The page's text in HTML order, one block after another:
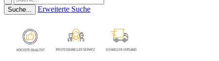
Suche... Erweiterte Suche